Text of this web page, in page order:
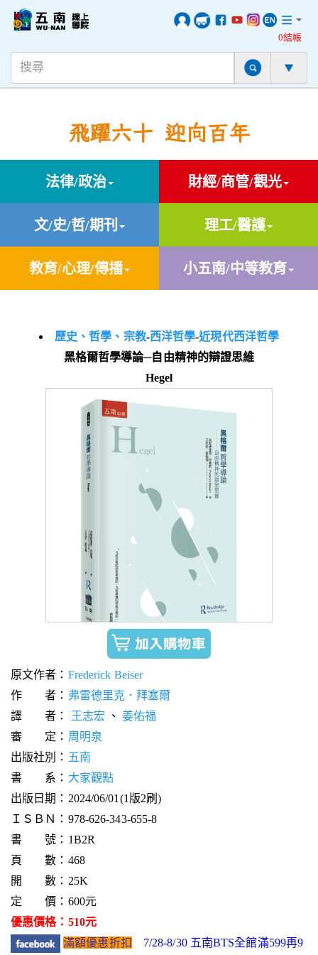
0結帳
飛躍六十 迎向百年
法律/政治 財經/商管/觀光
文/史/哲/期刊 理工/醫護
教育/心理/傳播 小五南/中等教育
歷史、哲學、宗教-西洋哲學-近現代西洋哲學
黑格爾哲學導論─自由精神的辯證思維
Hegel
原文作者： Frederick Beiser
作 者： 弗雷德里克．拜塞爾
譯 者：
王志宏 、姜佑福
審 定： 周明泉
出版社別： 五南
書 系： 大家觀點
出版日期：2024/06/01(1版2刷)
ＩＳＢＮ：978-626-343-655-8
書 號：1B2R
頁 數：468
開 數：25K
定 價：600元
優惠價格：510元
滿額優惠折扣
7/28-8/30 五南BTS全館滿599再9